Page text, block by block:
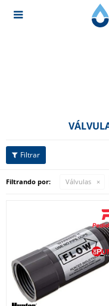

Filtrando por: Válvulas